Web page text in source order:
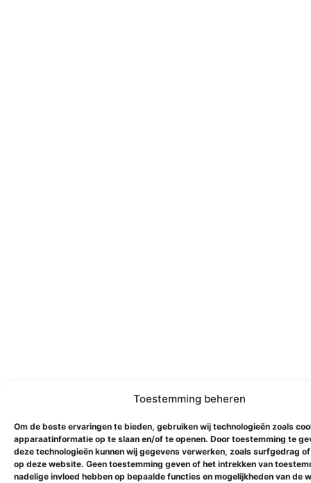
Toestemming beheren
Om de beste ervaringen te bieden, gebruiken wij technologieën zoals
apparaatinformatie op te slaan en/of te openen. Door toestemming te
deze technologieën kunnen wij gegevens verwerken, zoals surfgedrag of
op deze website. Geen toestemming geven of het intrekken van
nadelige invloed hebben op bepaalde functies en mogelijkheden van de